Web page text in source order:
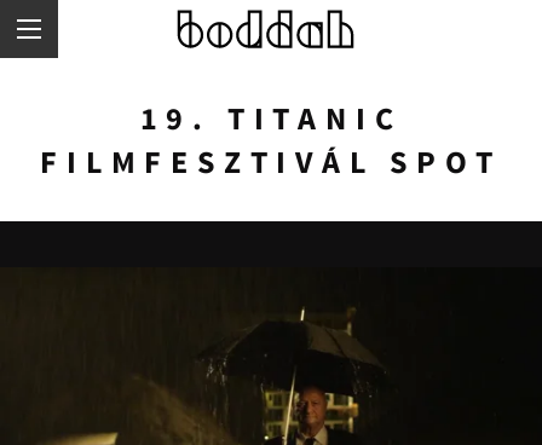
Skip
19. TITANIC
FILMFESZTIVÁL SPOT